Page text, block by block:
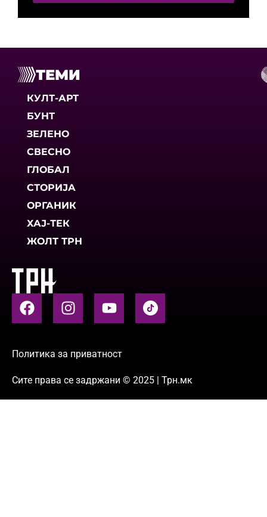
ТЕМИ
КУЛТ-АРТ
БУНТ
ЗЕЛЕНО
СВЕСНО
ГЛОБАЛ
СТОРИЈА
ОРГАНИК
ХАЈ-ТЕК
ЖОЛТ ТРН
Политика за приватност
Сите права се задржани © 2025 | Трн.мк